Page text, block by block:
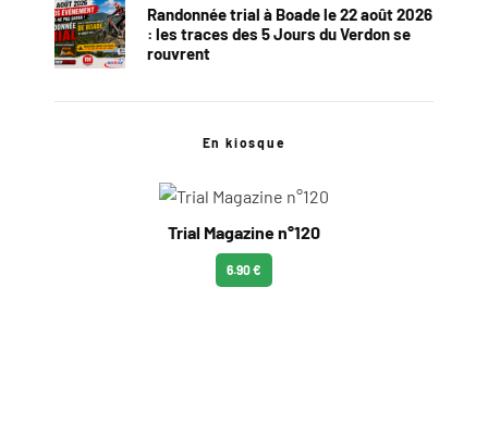
Randonnée trial à Boade le 22 août 2026
: les traces des 5 Jours du Verdon se
rouvrent
En kiosque
Trial Magazine n°120
6.90 €